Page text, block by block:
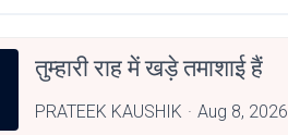
तुम्हारी राह में खड़े तमाशाई हैं
PRATEEK KAUSHIK Aug 8, 2026